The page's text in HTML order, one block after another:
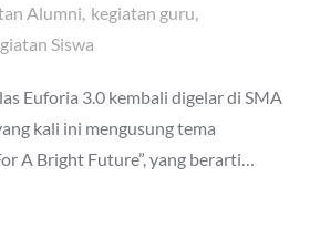
Alumni kegiatan guru
Siswa
Euforia 3.0 kembali digelar di SMA
kali ini mengusung tema
A Bright Future”, yang berarti…